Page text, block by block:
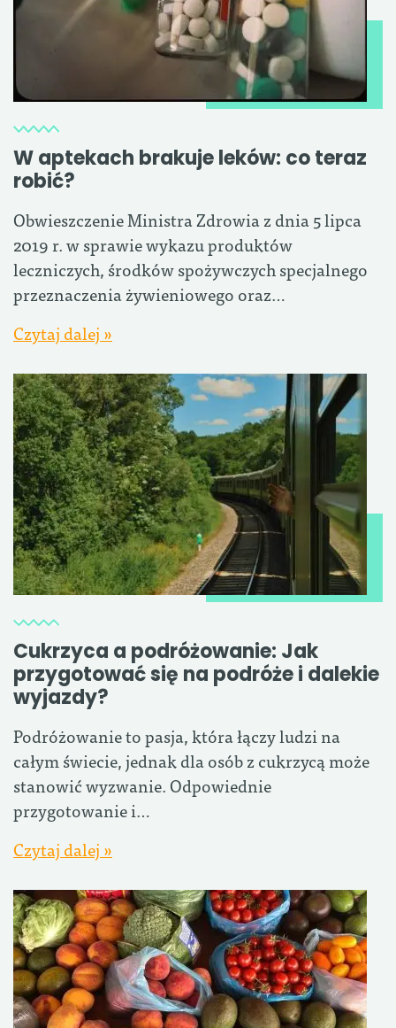
W aptekach brakuje leków: co teraz
robić?
Obwieszczenie Ministra Zdrowia z dnia 5 lipca
2019 r. w sprawie wykazu produktów
leczniczych, środków spożywczych specjalnego
przeznaczenia żywieniowego oraz…
Czytaj dalej »
Cukrzyca a podróżowanie: Jak
przygotować się na podróże i dalekie
wyjazdy?
Podróżowanie to pasja, która łączy ludzi na
całym świecie, jednak dla osób z cukrzycą może
stanowić wyzwanie. Odpowiednie
przygotowanie i…
Czytaj dalej »